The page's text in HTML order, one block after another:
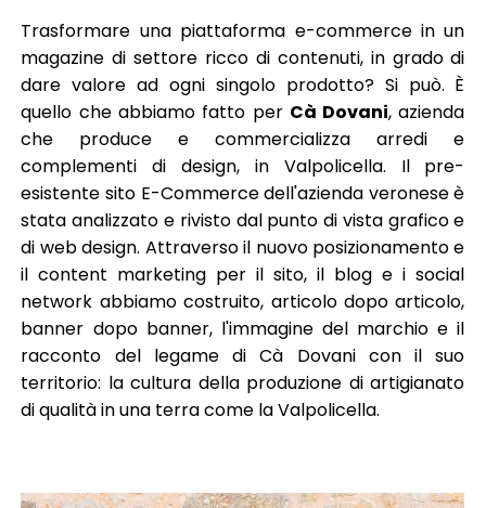
Trasformare una piattaforma e-commerce in un
magazine di settore ricco di contenuti, in grado di
dare valore ad ogni singolo prodotto? Si può. È
quello che abbiamo fatto per Cà Dovani, azienda
che produce e commercializza arredi e
complementi di design, in Valpolicella. Il pre-
esistente sito E-Commerce dell'azienda veronese è
stata analizzato e rivisto dal punto di vista grafico e
di web design. Attraverso il nuovo posizionamento e
il content marketing per il sito, il blog e i social
network abbiamo costruito, articolo dopo articolo,
banner dopo banner, l'immagine del marchio e il
racconto del legame di Cà Dovani con il suo
territorio: la cultura della produzione di artigianato
di qualità in una terra come la Valpolicella.